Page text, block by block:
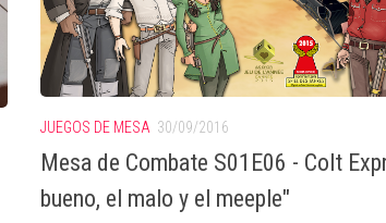
JUEGOS DE MESA 30/09/2016
Mesa de Combate S01E06 - Colt
bueno, el malo y el meeple"